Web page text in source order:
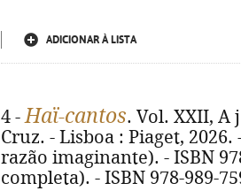
ADICIONAR À LISTA
4 -Haï-cantos. Vol. XXII,
Cruz. - Lisboa : Piaget,
razão imaginante). - ISBN
completa). - ISBN 978-989-